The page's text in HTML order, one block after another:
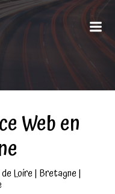
Web en
Loire | Bretagne |